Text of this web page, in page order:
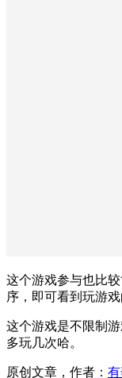
这个游戏参与也比
序，即可看到玩游戏
这个游戏是不限制
多玩几次哈。
原创文章，作者：